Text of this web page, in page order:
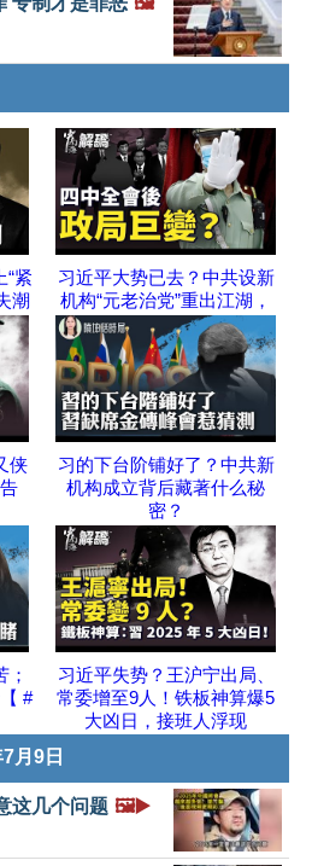
“紧
潮
习近平大势已去？中共设新
机构“元老治党”重出江湖，
侠
习的下台阶铺好了？中共新
机构成立背后藏著什么秘
密？
#
习近平失势？王沪宁出局、
常委增至9人！铁板神算爆5
大凶日，接班人浮现
月9日
这几个问题 🖼️▶️